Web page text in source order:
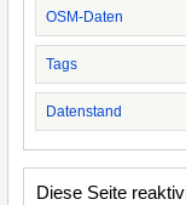
OSM-Daten
Tags
Datenstand
Diese Seite